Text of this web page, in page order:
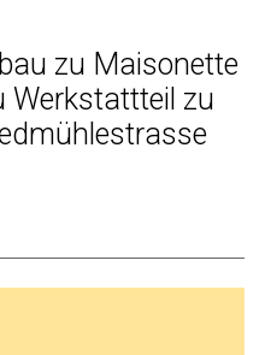
zu Maisonette
Werkstattteil zu